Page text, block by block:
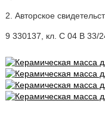
2. Авторское
9 330137, кл. С 04 В 33/